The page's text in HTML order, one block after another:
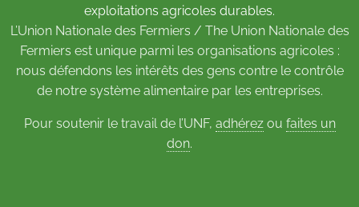
exploitations agricoles durables.
L’Union Nationale des Fermiers / The Union Nationale des
Fermiers est unique parmi les organisations agricoles :
nous défendons les intérêts des gens contre le contrôle
de notre système alimentaire par les entreprises.
Pour soutenir le travail de l’UNF, adhérezou faites un
don.